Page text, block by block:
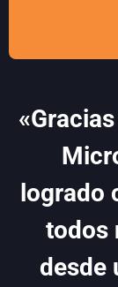
logrado
todos
desde